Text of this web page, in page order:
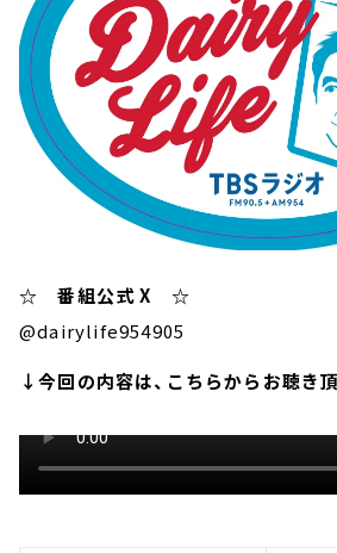
☆ 番組公式 X ☆
@dairylife954905
↓今回の内容は、こちらからお聴き